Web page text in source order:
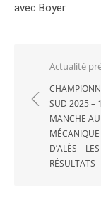
avec Boyer
de
l’article
Actualité
SUD 2025 –
MANCHE AU
D’ALÈS – LES
RÉSULTATS